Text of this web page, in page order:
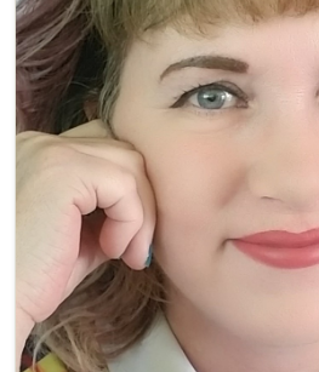
CATALOGUE
AUTEURS
LE COLLECTIF
CONTACT
PROFESSIONNELS